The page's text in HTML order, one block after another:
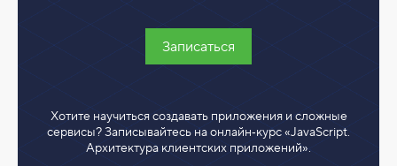
Записаться
Хотите научиться создавать приложения и сложные
сервисы? Записывайтесь на онлайн‑курс «JavaScript.
Архитектура клиентских приложений».